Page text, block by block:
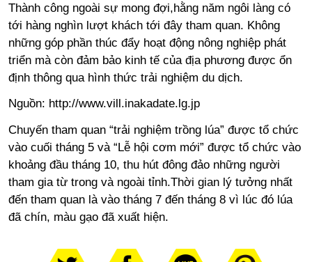
Thành công ngoài sự mong đợi,hằng năm ngôi làng có
tới hàng nghìn lượt khách tới đây tham quan. Không
những góp phần thúc đẩy hoạt động nông nghiệp phát
triển mà còn đảm bảo kinh tế của địa phương được ổn
định thông qua hình thức trải nghiệm du dịch.
Nguồn: http://www.vill.inakadate.lg.jp
Chuyến tham quan “trải nghiệm trồng lúa” được tổ chức
vào cuối tháng 5 và “Lễ hội cơm mới” được tổ chức vào
khoảng đầu tháng 10, thu hút đông đảo những người
tham gia từ trong và ngoài tỉnh.Thời gian lý tưởng nhất
đến tham quan là vào tháng 7 đến tháng 8 vì lúc đó lúa
đã chín, màu gạo đã xuất hiện.